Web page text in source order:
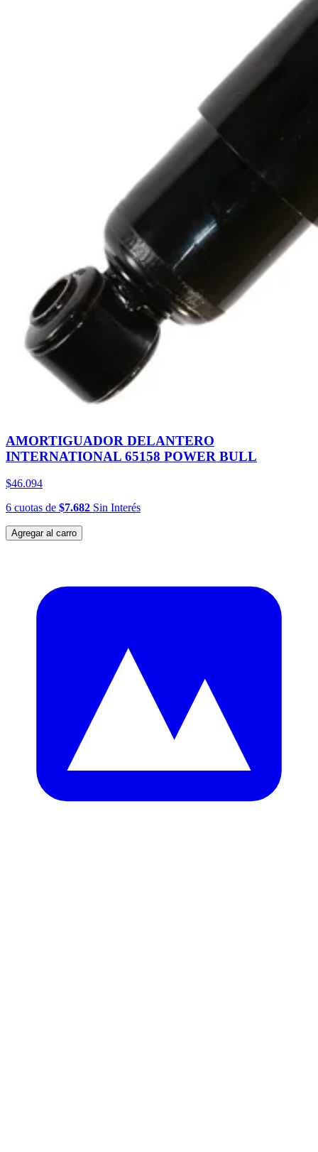
AMORTIGUADOR DELANTERO
INTERNATIONAL 65158 POWER BULL
$46.094
6 cuotas de $7.682 Sin Interés
Agregar al carro